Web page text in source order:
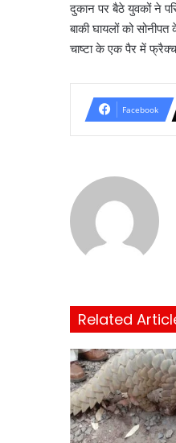
दुकान पर बैठे युवकों ने
बाकी घायलों को
चाष्टा के एक पैर में
Facebook
Related